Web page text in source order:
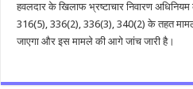
हवलदार के खिलाफ भ्रष्टाचार निवारण
316(5), 336(2), 336(3), 340(2) के तहत
जाएगा और इस मामले की आगे जांच जारी है।